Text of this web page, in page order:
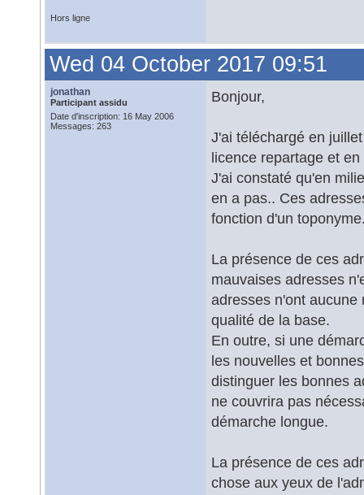
Hors ligne
Wed 04 October 2017 09:51
jonathan
Participant assidu
Date d'inscription: 16 May 2006
Messages: 263
Bonjour,
J'ai téléchargé en
licence repartage et
J'ai constaté qu'en
en a pas.. Ces
fonction d'un
La présence de ces
mauvaises adresses
adresses n'ont aucune
qualité de la base.
En outre, si une
les nouvelles et
distinguer les bonnes
ne couvrira pas
démarche longue.
La présence de ces
chose aux yeux de